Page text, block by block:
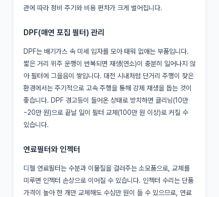
관에 따라 정비 주기와 비용 편차가 크게 벌어집니다.
DPF(매연 포집 필터) 관리
DPF는 배기가스 속 미세 입자를 모아 태워 없애는 부품입니다.
짧은 거리 위주 운행이 반복되면 재생(연소)이 충분히 일어나지 않
아 필터에 그을음이 쌓입니다. 대전 시내처럼 단거리 주행이 잦은
환경에서는 주기적으로 고속 주행을 통해 강제 재생을 돕는 것이
좋습니다. DPF 경고등이 들어온 상태로 방치하면 클리닝(10만
~20만 원)으로 끝날 일이 필터 교체(100만 원 이상)로 커질 수
있습니다.
연료필터와 인젝터
디젤 연료필터는 수분과 이물질을 걸러주는 소모품으로, 교체를
미루면 인젝터 손상으로 이어질 수 있습니다. 인젝터 수리는 단품
가격이 높아 한 개만 교체해도 수십만 원이 들 수 있으므로, 연료